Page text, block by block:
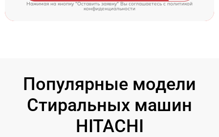
Нажимая на кнопку "Оставить заявку" Вы соглашаетесь cполитикой
конфиденциальности
Популярные модели
Стиральных машин
HITACHI